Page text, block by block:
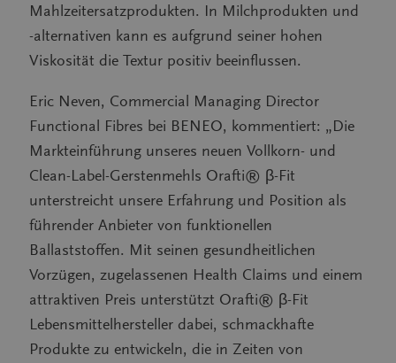
Mahlzeitersatzprodukten. In Milchprodukten und
-alternativen kann es aufgrund seiner hohen
Viskosität die Textur positiv beeinflussen.
Eric Neven, Commercial Managing Director
Functional Fibres bei BENEO, kommentiert: „Die
Markteinführung unseres neuen Vollkorn- und
Clean-Label-Gerstenmehls Orafti® β-Fit
unterstreicht unsere Erfahrung und Position als
führender Anbieter von funktionellen
Ballaststoffen. Mit seinen gesundheitlichen
Vorzügen, zugelassenen Health Claims und einem
attraktiven Preis unterstützt Orafti® β-Fit
Lebensmittelhersteller dabei, schmackhafte
Produkte zu entwickeln, die in Zeiten von